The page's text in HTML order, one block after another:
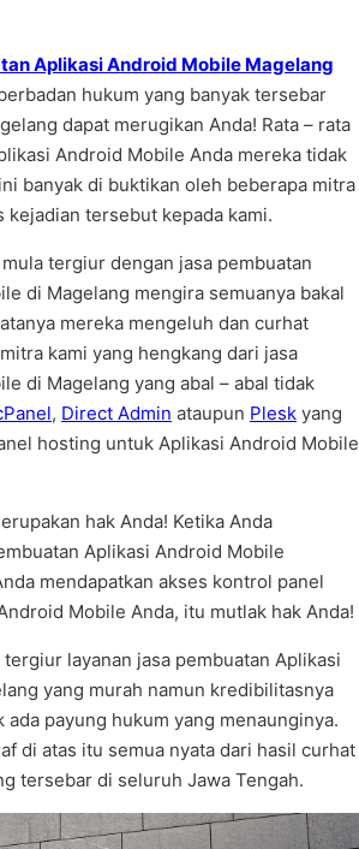
Aplikasi Android Mobile Magelang
hukum yang banyak tersebar
dapat merugikan Anda! Rata – rata
Android Mobile Anda mereka tidak
banyak di buktikan oleh beberapa mitra
kejadian tersebut kepada kami.
tergiur dengan jasa pembuatan
di Magelang mengira semuanya bakal
mereka mengeluh dan curhat
kami yang hengkang dari jasa
di Magelang yang abal – abal tidak
, Direct Admin ataupun Plesk yang
hosting untuk Aplikasi Android Mobile
hak Anda! Ketika Anda
Aplikasi Android Mobile
mendapatkan akses kontrol panel
Mobile Anda, itu mutlak hak Anda!
layanan jasa pembuatan Aplikasi
yang murah namun kredibilitasnya
ada payung hukum yang menaunginya.
di atas itu semua nyata dari hasil curhat
tersebar di seluruh Jawa Tengah.